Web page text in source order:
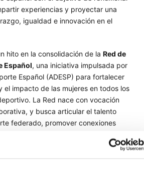
experiencias y proyectar una
igualdad e innovación en el
hito en la consolidación de la Red de
Español, una iniciativa impulsada por
Español (ADESP) para fortalecer
el impacto de las mujeres en todos los
La Red nace con vocación
y busca articular el talento
federado, promover conexiones